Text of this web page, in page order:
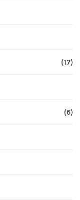
(17)
(6)